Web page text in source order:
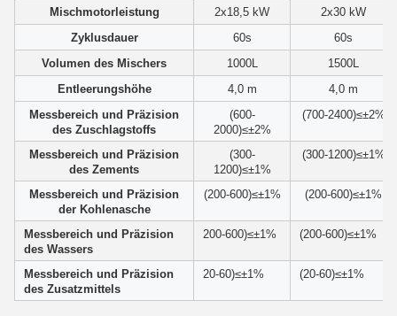
Mischmotorleistung
2x18,5 kW
2x30 kW
Zyklusdauer
60s
60s
Volumen des Mischers
1000L
1500L
Entleerungshöhe
4,0 m
4,0 m
Messbereich und Präzision
des Zuschlagstoffs
(600-
2000)≤±2%
(700-2400)≤±2%
Messbereich und Präzision
des Zements
(300-
1200)≤±1%
(300-1200)≤±1%
Messbereich und Präzision
der Kohlenasche
(200-600)≤±1% (200-600)≤±1%
Messbereich und Präzision
des Wassers
200-600)≤±1% (200-600)≤±1%
Messbereich und Präzision
des Zusatzmittels
20-60)≤±1% (20-60)≤±1%